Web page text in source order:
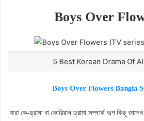
Boys Over
5 Best Korean Drama Of
Boys Over Flowers Bangla
যারা কে-ড্রামা বা কোরিয়ান ড্রামা সম্পর্কে অল্প কিছু